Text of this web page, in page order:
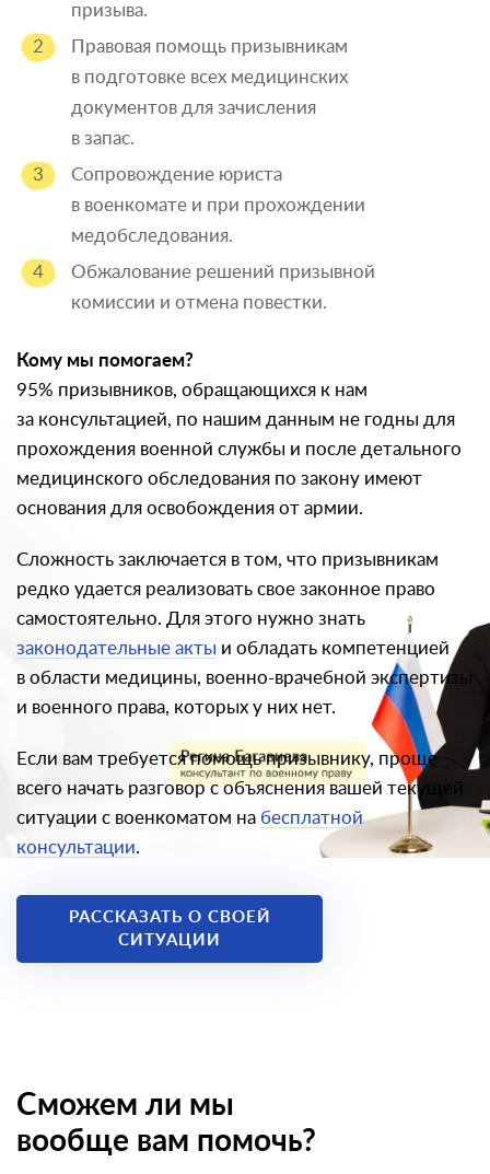
призыва.
Правовая помощь призывникам
в подготовке всех медицинских
документов для зачисления
в запас.
Сопровождение юриста
в военкомате и при прохождении
медобследования.
Обжалование решений призывной
комиссии и отмена повестки.
Кому мы помогаем?
95% призывников, обращающихся к нам
за консультацией, по нашим данным не годны для
прохождения военной службы и после детального
медицинского обследования по закону имеют
основания для освобождения от армии.
Сложность заключается в том, что призывникам
редко удается реализовать свое законное право
самостоятельно. Для этого нужно знать
законодательные акты и обладать компетенцией
в области медицины, военно-врачебной экспертизы
и военного права, которых у них нет.
Если вам требуется помощь призывнику, проще
всего начать разговор с объяснения вашей текущей
ситуации с военкоматом на бесплатной
консультации.
РАССКАЗАТЬ О СВОЕЙ
СИТУАЦИИ
Сможем ли мы
вообще вам помочь?